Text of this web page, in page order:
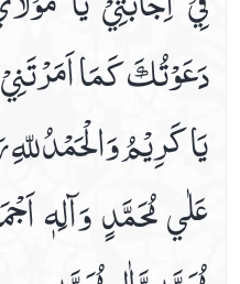
دَعَوْتُكَ كَمَا
يَا كَرِيْمُ وَالْحَمْدُ
عَلٰي مُحَمَّدٍ وَآلِهٖ